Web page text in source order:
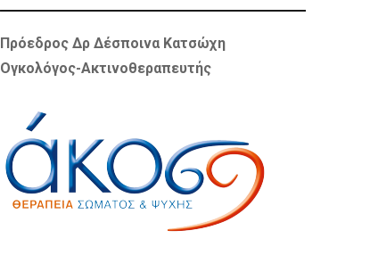
Πρόεδρος Δρ Δέσποινα Κατσώχη
Ογκολόγος-Ακτινοθεραπευτής